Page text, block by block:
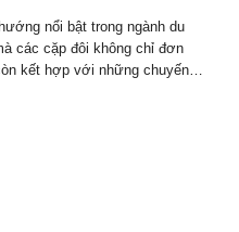
nổi bật trong ngành du
các cặp đôi không chỉ đơn
kết hợp với những chuyến…